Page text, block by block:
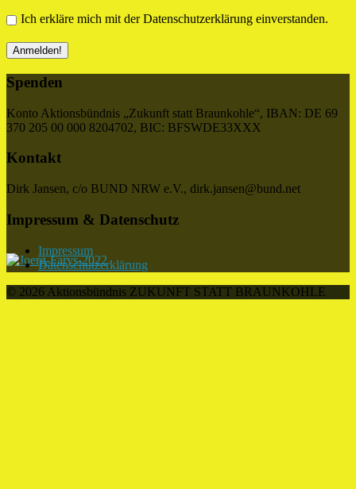
Ich erkläre mich mit der Datenschutzerklärung einverstanden.
Spenden
Konto Aktionsbündnis „Zukunft statt Braunkohle“, IBAN: DE 69
370 205 00 000 8204702, BIC: BFSWDE33XXX
Kontakt
Dirk Jansen, c/o BUND NRW e.V., dirk.jansen@bund.net
Impressum & Datenschutz
Impressum
Datenschutzerklärung
© 2026 Aktionsbündnis ZUKUNFT STATT BRAUNKOHLE